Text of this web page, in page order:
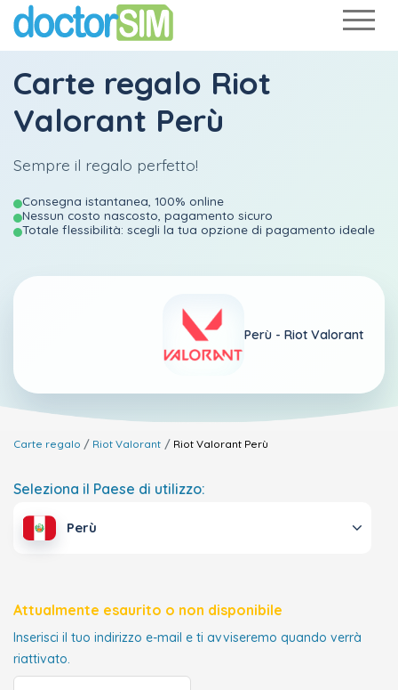
Carte regalo Riot
Valorant Perù
Sempre il regalo perfetto!
Consegna istantanea, 100% online
Nessun costo nascosto, pagamento sicuro
Totale flessibilità: scegli la tua opzione di pagamento ideale
Perù - Riot Valorant
Carte regalo Riot Valorant Riot Valorant Perù
Seleziona il Paese di utilizzo:
Perù
Attualmente esaurito o non disponibile
Inserisci il tuo indirizzo e-mail e ti avviseremo quando verrà
riattivato.